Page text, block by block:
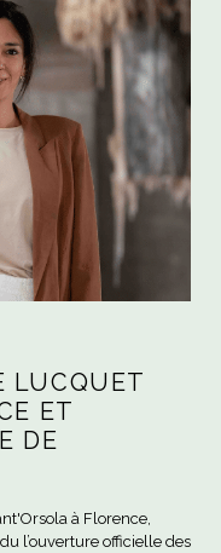
LUCQUET
ET
DE
à Florence,
l’ouverture officielle des